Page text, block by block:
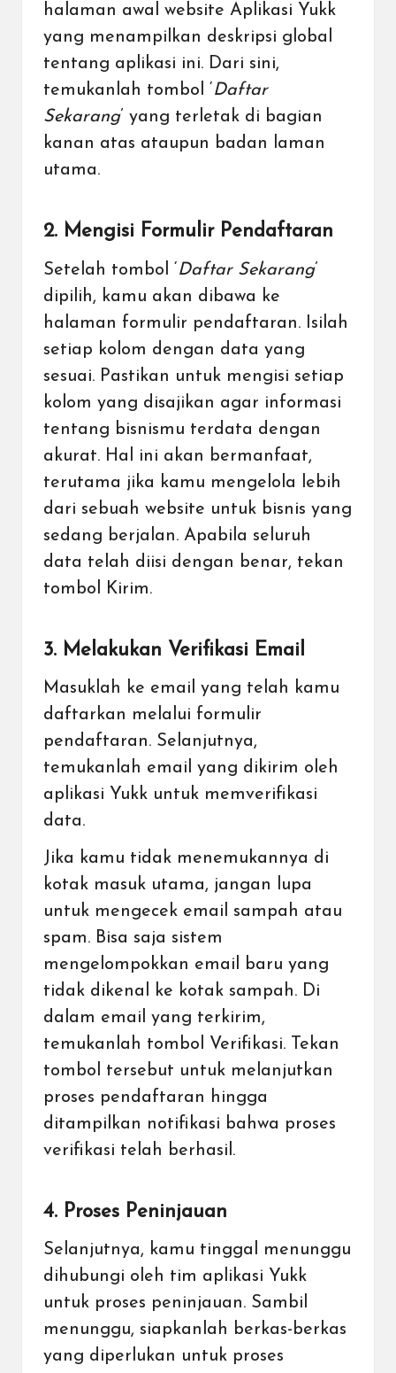
halaman awal website Aplikasi Yukk
yang menampilkan deskripsi global
tentang aplikasi ini. Dari sini,
temukanlah tombol ‘ Daftar
Sekarang’ yang terletak di bagian
kanan atas ataupun badan laman
utama.
2. Mengisi Formulir Pendaftaran
Setelah tombol ‘Daftar Sekarang’
dipilih, kamu akan dibawa ke
halaman formulir pendaftaran. Isilah
setiap kolom dengan data yang
sesuai. Pastikan untuk mengisi setiap
kolom yang disajikan agar informasi
tentang bisnismu terdata dengan
akurat. Hal ini akan bermanfaat,
terutama jika kamu mengelola lebih
dari sebuah website untuk bisnis yang
sedang berjalan. Apabila seluruh
data telah diisi dengan benar, tekan
tombol Kirim.
3. Melakukan Verifikasi Email
Masuklah ke email yang telah kamu
daftarkan melalui formulir
pendaftaran. Selanjutnya,
temukanlah email yang dikirim oleh
aplikasi Yukk untuk memverifikasi
data.
Jika kamu tidak menemukannya di
kotak masuk utama, jangan lupa
untuk mengecek email sampah atau
spam. Bisa saja sistem
mengelompokkan email baru yang
tidak dikenal ke kotak sampah. Di
dalam email yang terkirim,
temukanlah tombol Verifikasi. Tekan
tombol tersebut untuk melanjutkan
proses pendaftaran hingga
ditampilkan notifikasi bahwa proses
verifikasi telah berhasil.
4. Proses Peninjauan
Selanjutnya, kamu tinggal menunggu
dihubungi oleh tim aplikasi Yukk
untuk proses peninjauan. Sambil
menunggu, siapkanlah berkas-berkas
yang diperlukan untuk proses